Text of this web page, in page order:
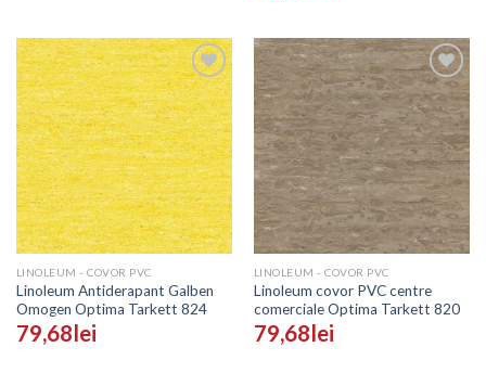
Adaugă
în
Wishlist
LINOLEUM - COVOR PVC
Linoleum Antiderapant Galben
Omogen Optima Tarkett 824
79,68lei
Adaugă
în
Wishlist
LINOLEUM - COVOR PVC
Linoleum covor PVC centre
comerciale Optima Tarkett 820
79,68lei